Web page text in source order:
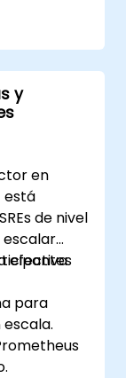
y
en
está
de nivel
escalar
efectiva
para